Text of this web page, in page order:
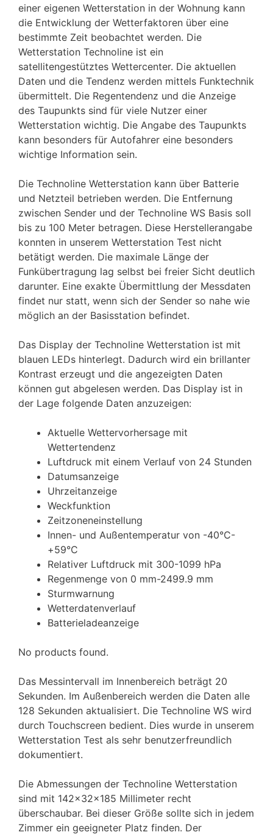
einer eigenen Wetterstation in der Wohnung kann
die Entwicklung der Wetterfaktoren über eine
bestimmte Zeit beobachtet werden. Die
Wetterstation Technoline ist ein
satellitengestütztes Wettercenter. Die aktuellen
Daten und die Tendenz werden mittels Funktechnik
übermittelt. Die Regentendenz und die Anzeige
des Taupunkts sind für viele Nutzer einer
Wetterstation wichtig. Die Angabe des Taupunkts
kann besonders für Autofahrer eine besonders
wichtige Information sein.
Die Technoline Wetterstation kann über Batterie
und Netzteil betrieben werden. Die Entfernung
zwischen Sender und der Technoline WS Basis soll
bis zu 100 Meter betragen. Diese Herstellerangabe
konnten in unserem Wetterstation Test nicht
betätigt werden. Die maximale Länge der
Funkübertragung lag selbst bei freier Sicht deutlich
darunter. Eine exakte Übermittlung der Messdaten
findet nur statt, wenn sich der Sender so nahe wie
möglich an der Basisstation befindet.
Das Display der Technoline Wetterstation ist mit
blauen LEDs hinterlegt. Dadurch wird ein brillanter
Kontrast erzeugt und die angezeigten Daten
können gut abgelesen werden. Das Display ist in
der Lage folgende Daten anzuzeigen:
Aktuelle Wettervorhersage mit
Wettertendenz
Luftdruck mit einem Verlauf von 24 Stunden
Datumsanzeige
Uhrzeitanzeige
Weckfunktion
Zeitzoneneinstellung
Innen- und Außentemperatur von -40°C-
+59°C
Relativer Luftdruck mit 300-1099 hPa
Regenmenge von 0 mm-2499.9 mm
Sturmwarnung
Wetterdatenverlauf
Batterieladeanzeige
No products found.
Das Messintervall im Innenbereich beträgt 20
Sekunden. Im Außenbereich werden die Daten alle
128 Sekunden aktualisiert. Die Technoline WS wird
durch Touchscreen bedient. Dies wurde in unserem
Wetterstation Test als sehr benutzerfreundlich
dokumentiert.
Die Abmessungen der Technoline Wetterstation
sind mit 142x32x185 Millimeter recht
überschaubar. Bei dieser Größe sollte sich in jedem
Zimmer ein geeigneter Platz finden. Der